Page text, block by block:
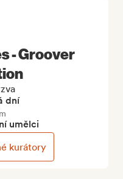
- Groover
dní
umělci
kurátory